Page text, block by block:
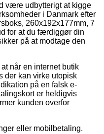
være udbytterigt at kigge
i Danmark efter
260x192x177mm, 7
for at du færdiggør din
på at modtage den
når en internet butik
der kan virke utopisk
på en falsk e-
er heldigvis
kunden overfor
eller mobilbetaling.